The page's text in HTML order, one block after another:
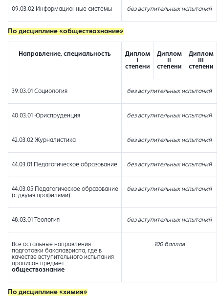
09.03.02 Информационные системы без вступительных испытаний
По дисциплине «обществознание»
Направление, специальность
Диплом
степени
Диплом
степени
Диплом
степени
39.03.01 Социология без вступительных испытаний
40.03.01 Юриспруденция без вступительных испытаний
42.03.02 Журналистика без вступительных испытаний
44.03.01 Педагогическое образование без вступительных испытаний
44.03.05 Педагогическое образование
(с двумя профилями)
без вступительных испытаний
48.03.01 Теология без вступительных испытаний
Все остальные направления
подготовки бакалавриата, где в
качестве вступительного испытания
прописан предмет
обществознание
100 баллов
По дисциплине «химия»